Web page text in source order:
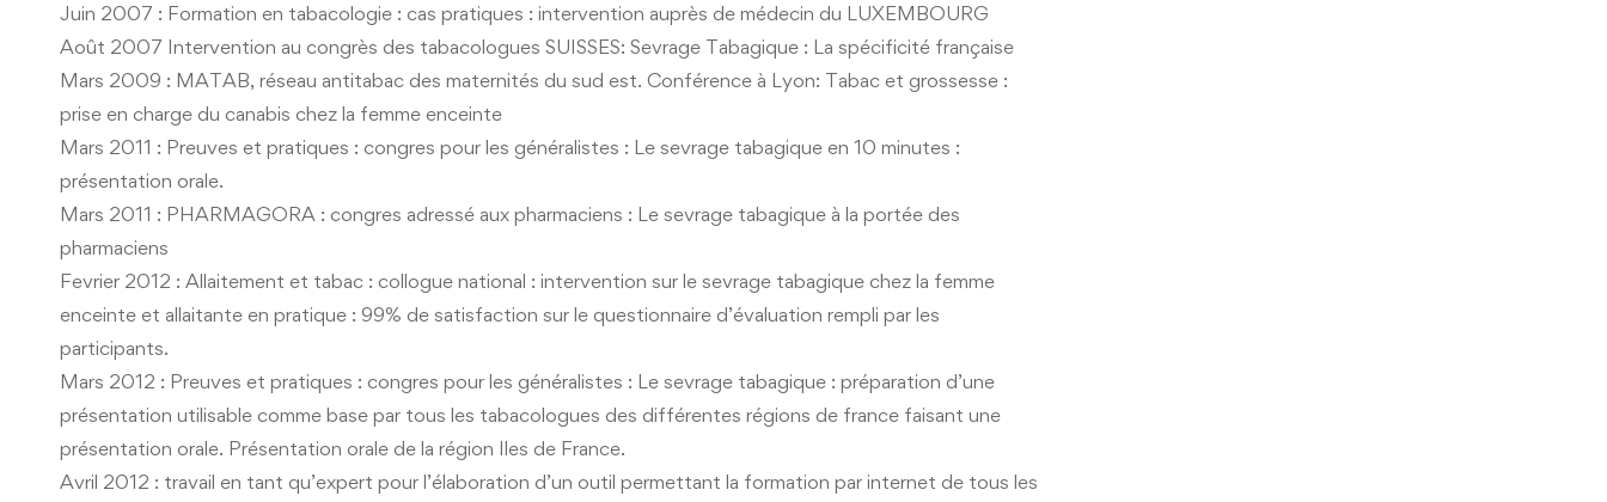
Juin 2007 : Formation en tabacologie : cas pratiques : intervention auprès de médecin du LUXEMBOURG
Août 2007 Intervention au congrès des tabacologues SUISSES: Sevrage Tabagique : La spécificité française
Mars 2009 : MATAB, réseau antitabac des maternités du sud est. Conférence à Lyon: Tabac et grossesse :
prise en charge du canabis chez la femme enceinte
Mars 2011 : Preuves et pratiques : congres pour les généralistes : Le sevrage tabagique en 10 minutes :
présentation orale.
Mars 2011 : PHARMAGORA : congres adressé aux pharmaciens : Le sevrage tabagique à la portée des
pharmaciens
Fevrier 2012 : Allaitement et tabac : collogue national : intervention sur le sevrage tabagique chez la femme
enceinte et allaitante en pratique : 99% de satisfaction sur le questionnaire d’évaluation rempli par les
participants.
Mars 2012 : Preuves et pratiques : congres pour les généralistes : Le sevrage tabagique : préparation d’une
présentation utilisable comme base par tous les tabacologues des différentes régions de france faisant une
présentation orale. Présentation orale de la région Iles de France.
Avril 2012 : travail en tant qu’expert pour l’élaboration d’un outil permettant la formation par internet de tous les